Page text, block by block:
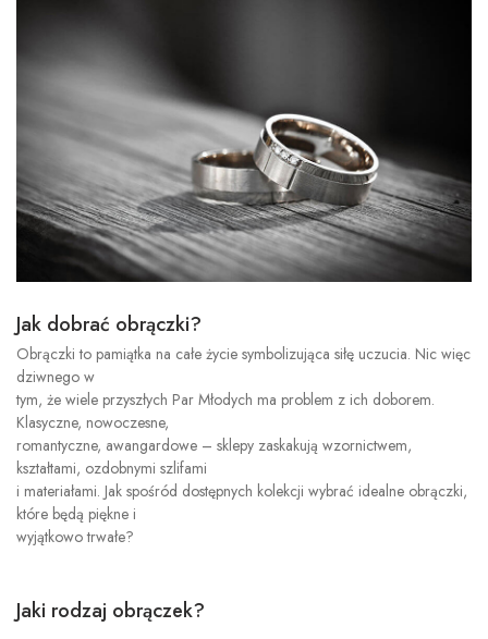
Jak dobrać obrączki?
Obrączki to pamiątka na całe życie symbolizująca siłę uczucia. Nic więc
dziwnego w
tym, że wiele przyszłych Par Młodych ma problem z ich doborem.
Klasyczne, nowoczesne,
romantyczne, awangardowe – sklepy zaskakują wzornictwem,
kształtami, ozdobnymi szlifami
i materiałami. Jak spośród dostępnych kolekcji wybrać idealne obrączki,
które będą piękne i
wyjątkowo trwałe?
Jaki rodzaj obrączek?